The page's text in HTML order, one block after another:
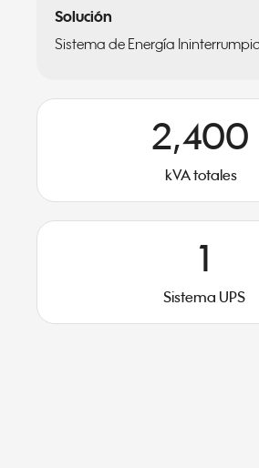
Solución
Sistema de Energía
2,400
kVA totales
1
Sistema UPS